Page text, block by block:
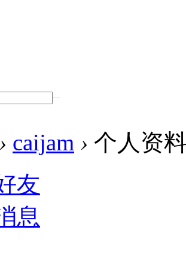
› caijam › 个人资
友
息